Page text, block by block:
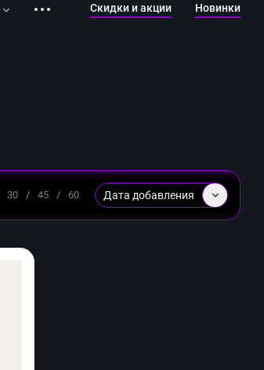
Скидки и акции Новинки
30 / 45 / 60 Дата добавления